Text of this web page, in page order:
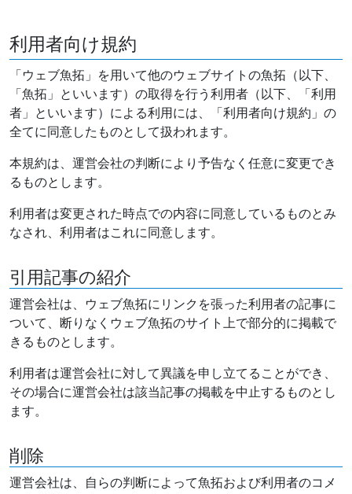
利用者向け規約
「ウェブ魚拓」を用いて他のウェブサイトの魚拓（以下、
「魚拓」といいます）の取得を行う利用者（以下、「利用
者」といいます）による利用には、「利用者向け規約」の
全てに同意したものとして扱われます。
本規約は、運営会社の判断により予告なく任意に変更でき
るものとします。
利用者は変更された時点での内容に同意しているものとみ
なされ、利用者はこれに同意します。
引用記事の紹介
運営会社は、ウェブ魚拓にリンクを張った利用者の記事に
ついて、断りなくウェブ魚拓のサイト上で部分的に掲載で
きるものとします。
利用者は運営会社に対して異議を申し立てることができ、
その場合に運営会社は該当記事の掲載を中止するものとし
ます。
削除
運営会社は、自らの判断によって魚拓および利用者のコメ